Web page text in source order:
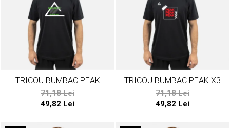
TRICOU BUMBAC PEAK
POTENTIAL NEGRU
71,18 Lei
49,82 Lei
TRICOU BUMBAC PEAK X3
NEGRU
71,18 Lei
49,82 Lei